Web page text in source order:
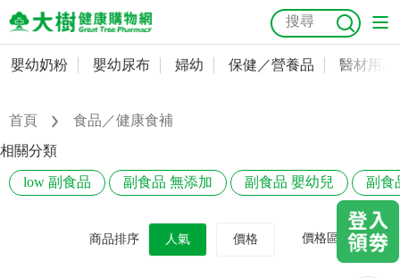
嬰幼奶粉
嬰幼尿布
婦幼
抗菌 尿布 大樹獨家
奶瓶奶嘴
會員資料及密碼修改
常用收件人清單
訂單查詢
嬰幼奶粉 嬰幼尿布 婦幼 保健／營養品 醫材用品
首頁
食品／健康食補
相關分類
low 副食品 副食品 無添加 副食品 嬰幼兒 副食
商品排序 人氣 價格 價格區間